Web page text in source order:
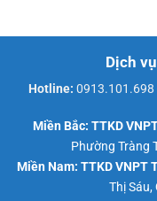
Dịch
Hotline: 0913.101.698
Miền Bắc: TTKD
Phường Tràng
Miền Nam: TTKD VNPT
Thị Sáu,